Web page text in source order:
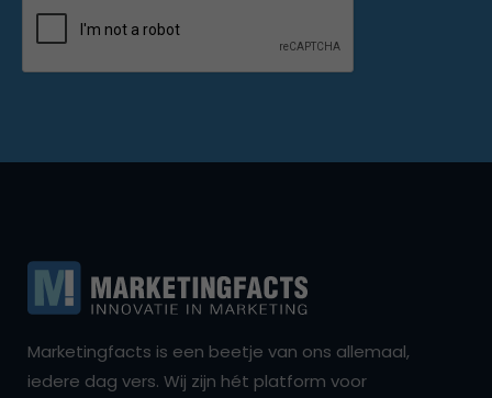
Marketingfacts is een beetje van ons allemaal,
iedere dag vers. Wij zijn hét platform voor